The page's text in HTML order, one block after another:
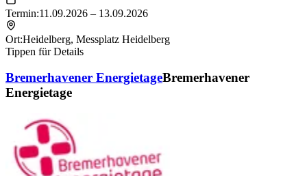
Termin:11.09.2026 – 13.09.2026
Ort:Heidelberg, Messplatz Heidelberg
Tippen für Details
Bremerhavener EnergietageBremerhavener
Energietage